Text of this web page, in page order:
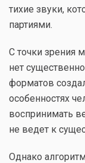
тихие звуки,
партиями.
С точки зрения
нет
форматов
особенностях
воспринимать
не ведет к
Однако